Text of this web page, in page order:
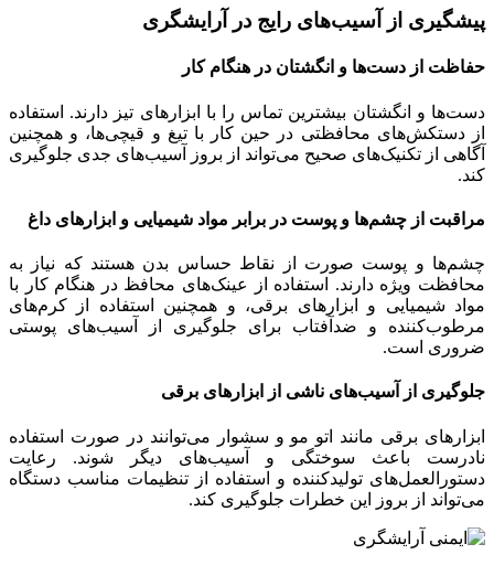
پیشگیری از آسیب‌های رایج در آرایشگری
حفاظت از دست‌ها و انگشتان در هنگام کار
دست‌ها و انگشتان بیشترین تماس را با ابزارهای تیز دارند. استفاده
از دستکش‌های محافظتی در حین کار با تیغ و قیچی‌ها، و همچنین
آگاهی از تکنیک‌های صحیح می‌تواند از بروز آسیب‌های جدی جلوگیری
کند.
مراقبت از چشم‌ها و پوست در برابر مواد شیمیایی و ابزارهای داغ
چشم‌ها و پوست صورت از نقاط حساس بدن هستند که نیاز به
محافظت ویژه دارند. استفاده از عینک‌های محافظ در هنگام کار با
مواد شیمیایی و ابزارهای برقی، و همچنین استفاده از کرم‌های
مرطوب‌کننده و ضدآفتاب برای جلوگیری از آسیب‌های پوستی
ضروری است.
جلوگیری از آسیب‌های ناشی از ابزارهای برقی
ابزارهای برقی مانند اتو مو و سشوار می‌توانند در صورت استفاده
نادرست باعث سوختگی و آسیب‌های دیگر شوند. رعایت
دستورالعمل‌های تولیدکننده و استفاده از تنظیمات مناسب دستگاه
می‌تواند از بروز این خطرات جلوگیری کند.